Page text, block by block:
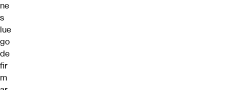
ne
s
lue
go
de
fir
m